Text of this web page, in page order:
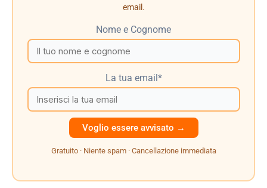
email.
Nome e Cognome
La tua email*
Gratuito · Niente spam · Cancellazione immediata